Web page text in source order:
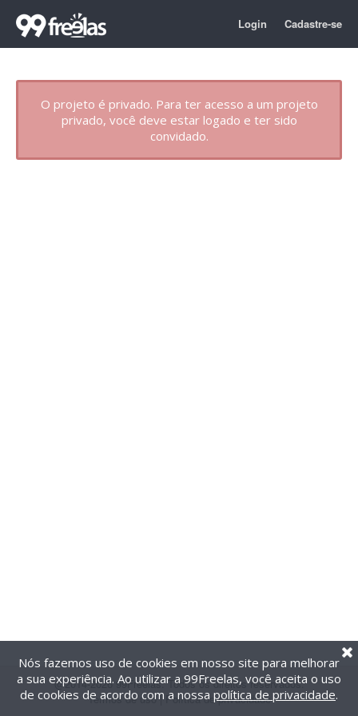
Login Cadastre-se
O projeto é privado. Para ter acesso a um projeto
privado, você deve estar logado e ter sido
convidado.
@2014-2026 99Freelas. Todos os direitos reservados.
Termos de uso| Política de privacidade
Nós fazemos uso de cookies em nosso site para melhorar
a sua experiência. Ao utilizar a 99Freelas, você aceita o uso
de cookies de acordo com a nossa política de privacidade.